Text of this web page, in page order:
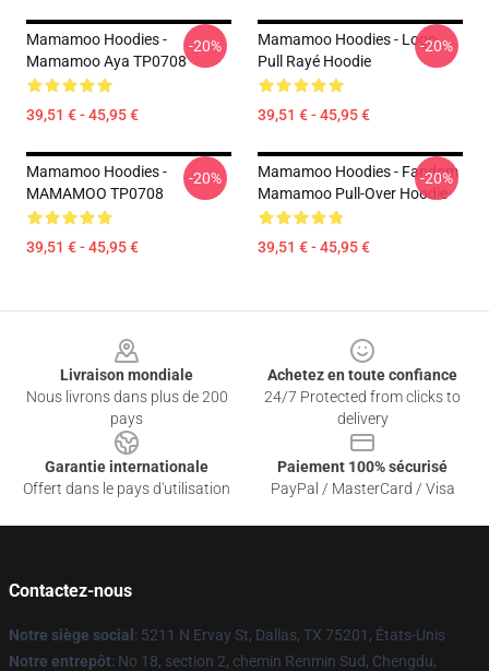
Mamamoo Hoodies -
Mamamoo Aya TP0708
39,51 € - 45,95 €
-20%
Mamamoo Hoodies - Logo
Pull Rayé Hoodie
39,51 € - 45,95 €
-20%
Mamamoo Hoodies -
MAMAMOO TP0708
39,51 € - 45,95 €
-20%
Mamamoo Hoodies - Fandom
Mamamoo Pull-Over Hoodie
39,51 € - 45,95 €
-20%
Livraison mondiale
Nous livrons dans plus de 200
pays
Achetez en toute confiance
24/7 Protected from clicks to
delivery
Garantie internationale
Offert dans le pays d'utilisation
Paiement 100% sécurisé
PayPal / MasterCard / Visa
Contactez-nous
Notre siège social : 5211 N Ervay St, Dallas, TX 75201, États-Unis
Notre entrepôt: No 18, section 2, chemin Renmin Sud, Chengdu,